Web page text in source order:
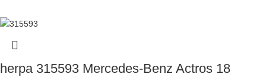
herpa 315593 Mercedes-Benz Actros 18